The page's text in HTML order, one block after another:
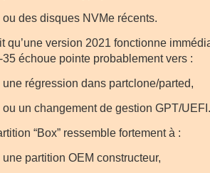
ou des disques NVMe récents.
qu’une version 2021 fonctionne
35 échoue pointe probablement vers :
une régression dans partclone/parted,
ou un changement de gestion GPT/UEFI.
“Box” ressemble fortement à :
une partition OEM constructeur,